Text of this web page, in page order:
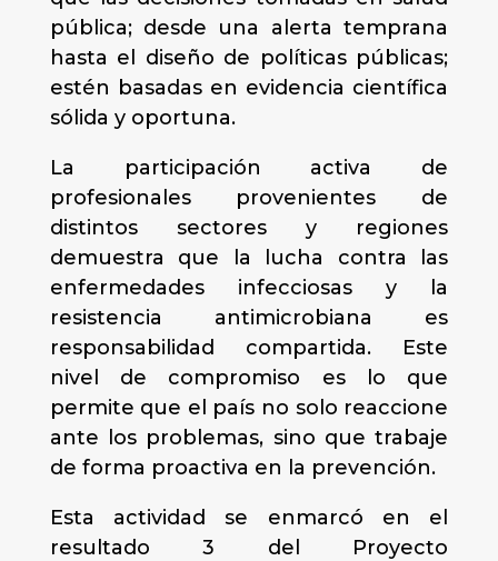
pública; desde una alerta temprana
hasta el diseño de políticas públicas;
estén basadas en evidencia científica
sólida y oportuna.
La participación activa de
profesionales provenientes de
distintos sectores y regiones
demuestra que la lucha contra las
enfermedades infecciosas y la
resistencia antimicrobiana es
responsabilidad compartida. Este
nivel de compromiso es lo que
permite que el país no solo reaccione
ante los problemas, sino que trabaje
de forma proactiva en la prevención.
Esta actividad se enmarcó en el
resultado 3 del Proyecto